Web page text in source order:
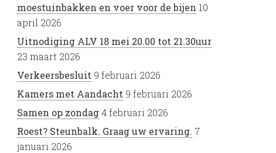
moestuinbakken en voer voor de bijen 10
april 2026
Uitnodiging ALV 18 mei 20.00 tot 21.30uur
23 maart 2026
Verkeersbesluit 9 februari 2026
Kamers met Aandacht 9 februari 2026
Samen op zondag4 februari 2026
Roest? Steunbalk. Graag uw ervaring. 7
januari 2026